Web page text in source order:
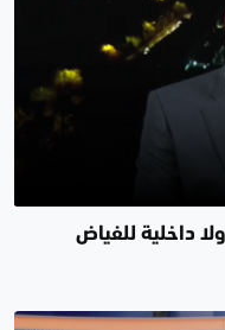
داخلية للفياض